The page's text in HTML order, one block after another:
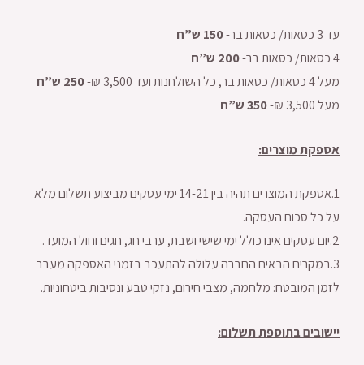
עד 3 כסאות/ כסאות בר-
150 ש”ח
4 כסאות/ כסאות בר-
200 ש”ח
מעל 4 כסאות/ כסאות בר, כל השולחנות ועד 3,500 ₪-
250 ש”ח
מעל 3,500 ₪-
אספקת מוצרים:
1.אספקת המוצרים תהיה בין 14-21 ימי עסקים מביצוע תשלום מלא
על כל סכום העסקה.
2.יום עסקים אינו כולל ימי שישי ושבת, ערבי חג, חגים וחול המועד.
3.במקרים הבאים החברה עלולה להתעכב בזמני האספקה מעבר
לזמן המובטח: מלחמה, מצבי חירום, נזקי טבע ונסיבות ביטחוניות.
יישובים בתוספת תשלום: